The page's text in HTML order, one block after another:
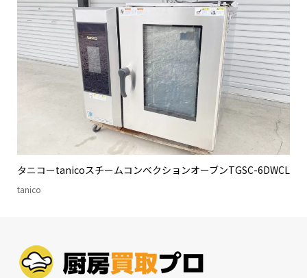
タニコーtanicoスチームコンベクションオーブンTGSC-6DWCL
tanico